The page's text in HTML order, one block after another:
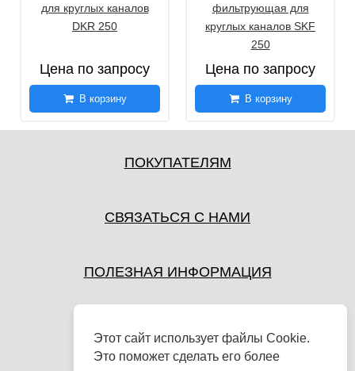
для круглых каналов
DKR 250
Цена по запросу
В корзину
фильтрующая для
круглых каналов SKF
250
Цена по запросу
В корзину
ПОКУПАТЕЛЯМ
СВЯЗАТЬСЯ С НАМИ
ПОЛЕЗНАЯ ИНФОРМАЦИЯ
Этот сайт использует файлы Cookie.
Это поможет сделать его более